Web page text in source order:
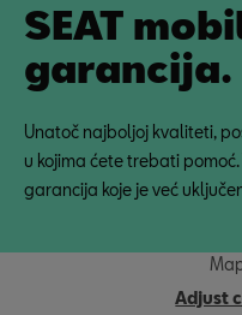
SEAT
garancija.
Unatoč najboljoj kvaliteti,
u kojima ćete trebati
garancija koje je već
Adjust